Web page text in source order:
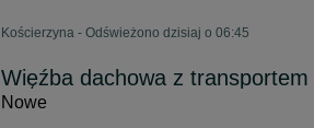
Kościerzyna - Odświeżono dzisiaj o 06:45
Więźba dachowa z transportem
Nowe